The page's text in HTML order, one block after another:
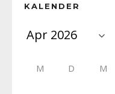
KALENDER
M D M